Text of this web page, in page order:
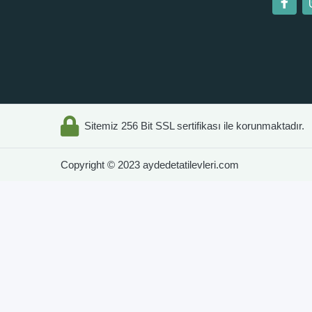
Sitemiz 256 Bit SSL sertifikası ile korunmaktadır.
Copyright © 2023 aydedetatilevleri.com